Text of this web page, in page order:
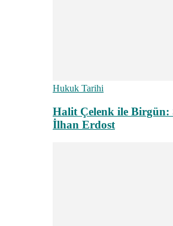
Hukuk Tarihi
Halit Çelenk ile Birgün:
İlhan Erdost